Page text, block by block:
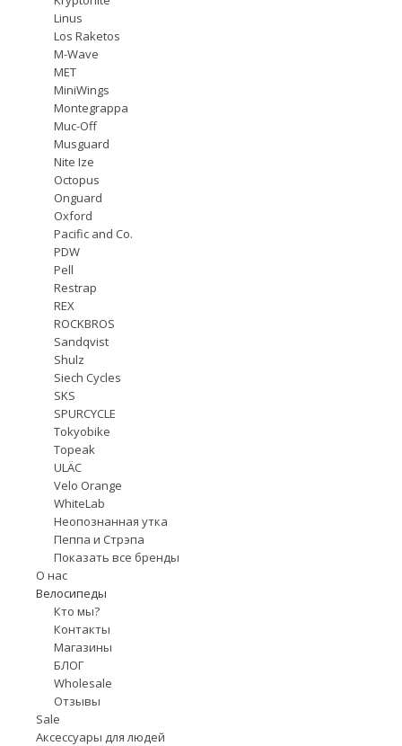
Linus
Los Raketos
M-Wave
MET
MiniWings
Montegrappa
Muc-Off
Musguard
Nite Ize
Octopus
Onguard
Oxford
Pacific and Co.
PDW
Pell
Restrap
REX
ROCKBROS
Sandqvist
Shulz
Siech Cycles
SKS
SPURCYCLE
Tokyobike
Topeak
ULÄC
Velo Orange
WhiteLab
Неопознанная утка
Пеппа и Стрэпа
Показать все бренды
О нас
Велосипеды
Кто мы?
Контакты
Магазины
БЛОГ
Wholesale
Отзывы
Sale
Аксессуары для людей